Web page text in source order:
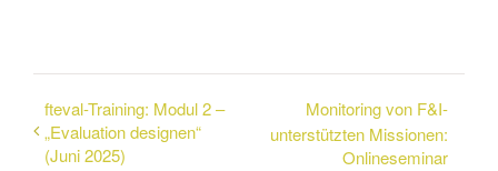
fteval-Training: Modul 2 –
„Evaluation designen“
(Juni 2025)
Monitoring von F&I-
unterstützten Missionen:
Onlineseminar